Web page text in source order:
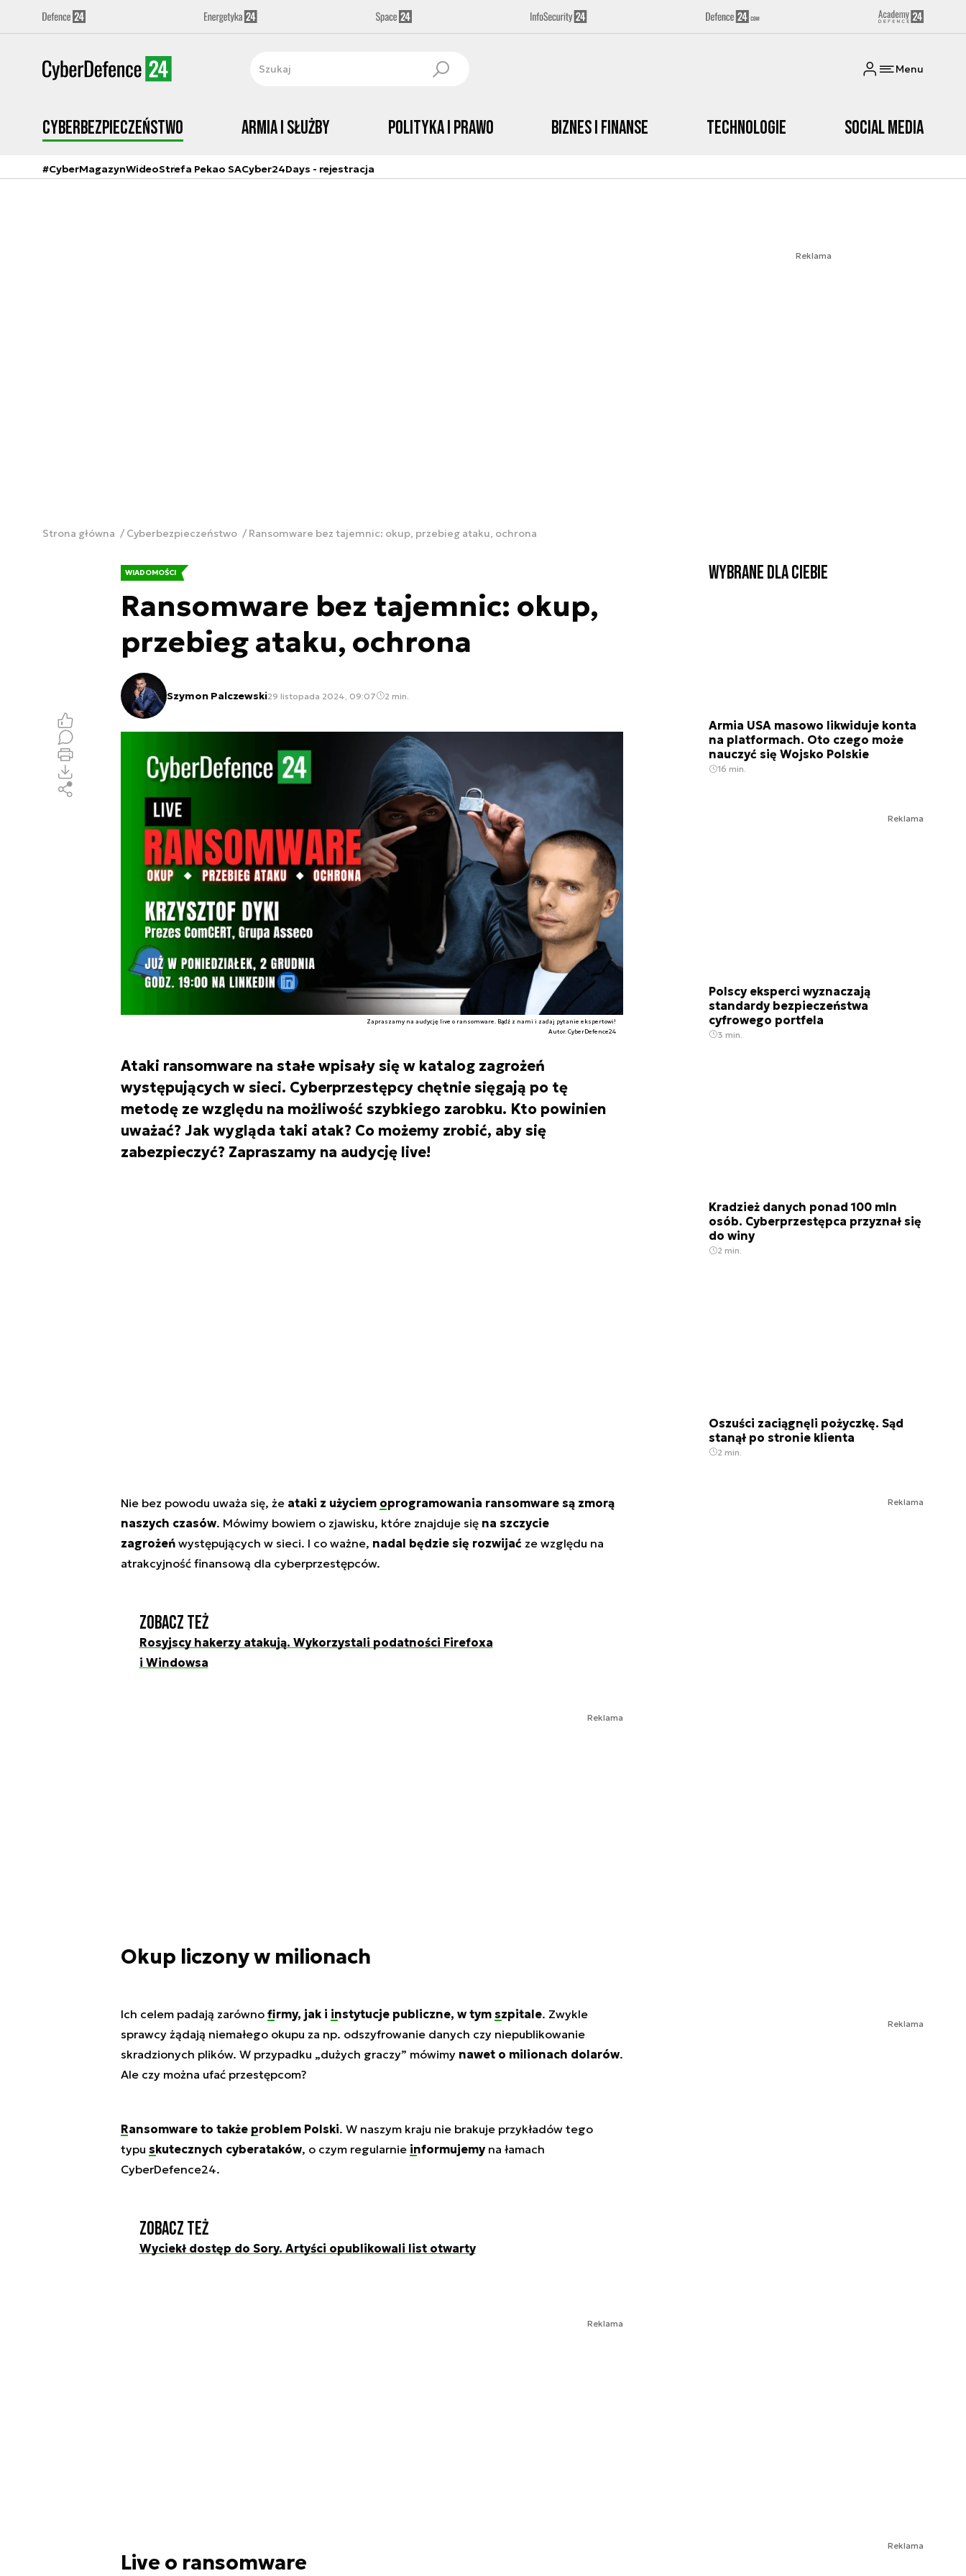
Menu
Cyberbezpieczeństwo Armia i Służby Polityka i prawo Biznes i Finanse Technologie Social media
#CyberMagazynWideoStrefa Pekao SACyber24Days - rejestracja
Reklama
Strona główna Cyberbezpieczeństwo Ransomware bez tajemnic: okup, przebieg ataku, ochrona
WIADOMOŚCI
Ransomware bez tajemnic: okup,
przebieg ataku, ochrona
Szymon Palczewski29 listopada 2024, 09:07 2 min.
Zapraszamy na audycję live o ransomware. Bądź z nami i zadaj pytanie ekspertowi!
Autor. CyberDefence24
Ataki ransomware na stałe wpisały się w katalog zagrożeń
występujących w sieci. Cyberprzestępcy chętnie sięgają po tę
metodę ze względu na możliwość szybkiego zarobku. Kto powinien
uważać? Jak wygląda taki atak? Co możemy zrobić, aby się
zabezpieczyć? Zapraszamy na audycję live!
Nie bez powodu uważa się, że ataki z użyciem oprogramowania ransomwaresą zmorą
naszych czasów. Mówimy bowiem o zjawisku, które znajduje się na szczycie
zagrożeńwystępujących w sieci. I co ważne, nadal będzie się rozwijać ze względu na
atrakcyjność finansową dla cyberprzestępców.
Zobacz też
Rosyjscy hakerzy atakują. Wykorzystali podatności Firefoxa
i Windowsa
Reklama
Okup liczony w milionach
Ich celem padają zarówno firmy, jak i instytucje publiczne, w tym szpitale. Zwykle
sprawcy żądają niemałego okupu za np. odszyfrowanie danych czy niepublikowanie
skradzionych plików. W przypadku „dużych graczy” mówimy nawet o milionach dolarów.
Ale czy można ufać przestępcom?
Ransomwareto także problem Polski. W naszym kraju nie brakuje przykładów tego
typu skutecznych cyberataków, o czym regularnie informujemyna łamach
CyberDefence24.
Zobacz też
Wyciekł dostęp do Sory. Artyści opublikowali list otwarty
Reklama
Live o ransomware
Wybrane dla Ciebie
Armia USA masowo likwiduje konta
na platformach. Oto czego może
nauczyć się Wojsko Polskie
16 min.
Reklama
Polscy eksperci wyznaczają
standardy bezpieczeństwa
cyfrowego portfela
3 min.
Kradzież danych ponad 100 mln
osób. Cyberprzestępca przyznał się
do winy
2 min.
Oszuści zaciągnęli pożyczkę. Sąd
stanął po stronie klienta
2 min.
Reklama
Reklama
Reklama